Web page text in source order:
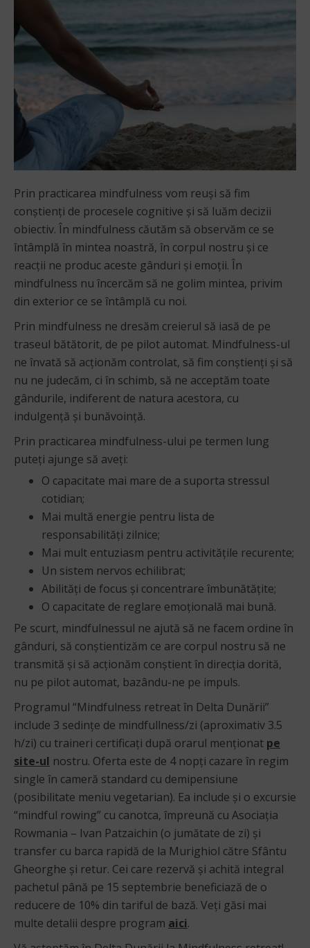
Prin practicarea mindfulness vom reuși să fim
conștienți de procesele cognitive și să luăm decizii
obiectiv. În mindfulness căutăm să observăm ce se
întâmplă în mintea noastră, în corpul nostru și ce
reacții ne produc aceste gânduri și emoții. În
mindfulness nu încercăm să ne golim mintea, privim
din exterior ce se întâmplă cu noi.
Prin mindfulness ne dresăm creierul să iasă de pe
traseul bătătorit, de pe pilot automat. Mindfulness-ul
ne învată să acționăm controlat, să fim conștienți și să
nu ne judecăm, ci în schimb, să ne acceptăm toate
gândurile, indiferent de natura acestora, cu
indulgență și bunăvoință.
Prin practicarea mindfulness-ului pe termen lung
puteți ajunge să aveți:
O capacitate mai mare de a suporta stressul
cotidian;
Mai multă energie pentru lista de
responsabilități zilnice;
Mai mult entuziasm pentru activitățile recurente;
Un sistem nervos echilibrat;
Abilități de focus și concentrare îmbunătățite;
O capacitate de reglare emoțională mai bună.
Pe scurt, mindfulnessul ne ajută să ne facem ordine în
gânduri, să conștientizăm ce are corpul nostru să ne
transmită și să acționăm conștient în direcția dorită,
nu pe pilot automat, bazându-ne pe impuls.
Programul “Mindfulness retreat în Delta Dunării”
include 3 sedințe de mindfullness/zi (aproximativ 3.5
h/zi) cu traineri certificați după orarul menționat pe
site-ul nostru. Oferta este de 4 nopți cazare în regim
single în cameră standard cu demipensiune
(posibilitate meniu vegetarian). Ea include și o excursie
“mindful rowing” cu canotca, împreună cu Asociația
Rowmania – Ivan Patzaichin (o jumătate de zi) și
transfer cu barca rapidă de la Murighiol către Sfântu
Gheorghe și retur. Cei care rezervă și achită integral
pachetul până pe 15 septembrie beneficiază de o
reducere de 10% din tariful de bază. Veți găsi mai
multe detalii despre program aici.